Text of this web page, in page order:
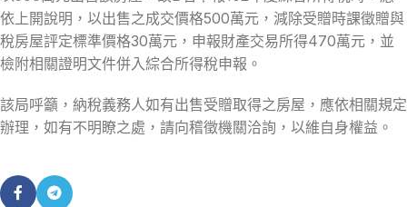
依上開說明，以出售之成交價格500萬元，減除受贈時課徵贈與
稅房屋評定標準價格30萬元，申報財產交易所得470萬元，並
檢附相關證明文件併入綜合所得稅申報。
該局呼籲，納稅義務人如有出售受贈取得之房屋，應依相關規定
辦理，如有不明瞭之處，請向稽徵機關洽詢，以維自身權益。